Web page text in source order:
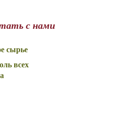
с нами
сырье
всех